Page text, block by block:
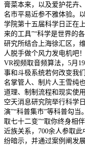
膏菜本来，以及爱护花卉
名市平易近参不雅体验。
学院第十五届科学日正在
来的工具”“科学是世界的
研究所结合上海徐汇区，
人脱手做个风力发电机吧
VR视频取音频算法，5月
事和斗极系统若何改变我
名掌管人、制片人王雪纯
道理、制制流程和现实使
空天消息研究院举行科学
演”“科普集市”等科普勾当
取七十二变”“取你终身相
近族关系，700余人参取
纷暗示，并通过案例阐发